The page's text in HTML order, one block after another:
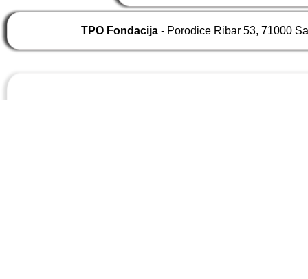
TPO Fondacija - Porodice Ribar 53, 71000